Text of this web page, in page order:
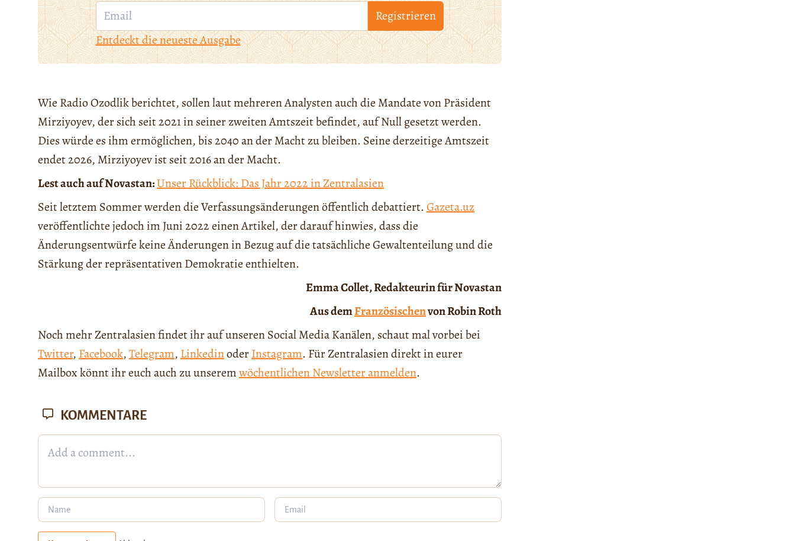
Registrieren
Entdeckt die neueste Ausgabe
Wie Radio Ozodlik berichtet, sollen laut mehreren Analysten auch die Mandate von Präsident
Mirziyoyev, der sich seit 2021 in seiner zweiten Amtszeit befindet, auf Null gesetzt werden.
Dies würde es ihm ermöglichen, bis 2040 an der Macht zu bleiben. Seine derzeitige Amtszeit
endet 2026, Mirziyoyev ist seit 2016 an der Macht.
Lest auch auf Novastan:Unser Rückblick: Das Jahr 2022 in Zentralasien
Seit letztem Sommer werden die Verfassungsänderungen öffentlich debattiert.Gazeta.uz
veröffentlichte jedoch im Juni 2022 einen Artikel, der darauf hinwies, dass die
Änderungsentwürfe keine Änderungen in Bezug auf die tatsächliche Gewaltenteilung und die
Stärkung der repräsentativen Demokratie enthielten.
Emma Collet, Redakteurin für Novastan
Aus demFranzösischenvon Robin Roth
Noch mehr Zentralasien findet ihr auf unseren Social Media Kanälen, schaut mal vorbei bei
Twitter, Facebook,Telegram, LinkedinoderInstagram. Für Zentralasien direkt in eurer
Mailbox könnt ihr euch auch zu unseremwöchentlichen Newsletter anmelden.
KOMMENTARE